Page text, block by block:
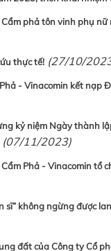
phả tôn vinh phụ
thực tế! (27/10/
- Vinacomin kết
kỷ niệm Ngày thành
(07/11/2023)
Phả - Vinacomin tổ
sĩ” không ngừng được
đất của Công ty Cổ